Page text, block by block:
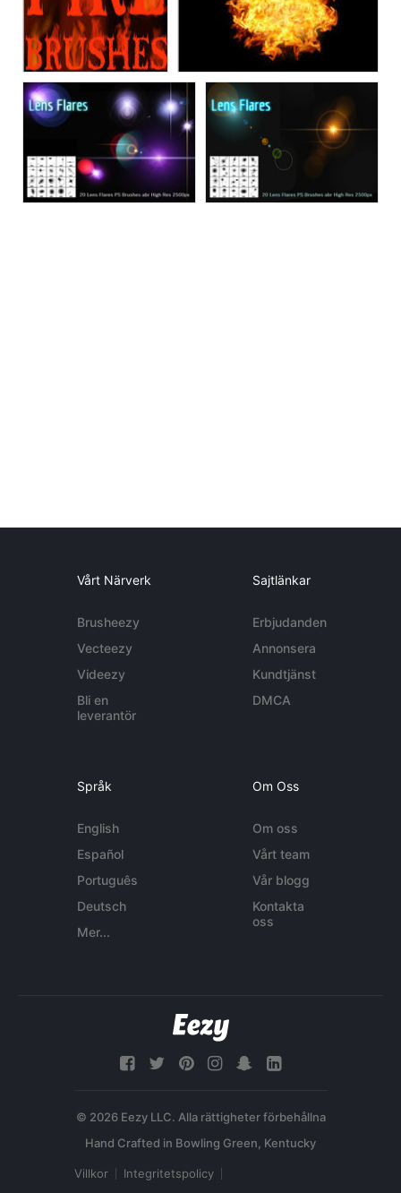
Vårt Närverk
Brusheezy
Vecteezy
Videezy
Bli en
leverantör
Sajtlänkar
Erbjudanden
Annonsera
Kundtjänst
DMCA
Språk
English
Español
Português
Deutsch
Mer...
Om Oss
Om oss
Vårt team
Vår blogg
Kontakta
oss
© 2026 Eezy LLC. Alla rättigheter förbehållna
Villkor Integritetspolicy